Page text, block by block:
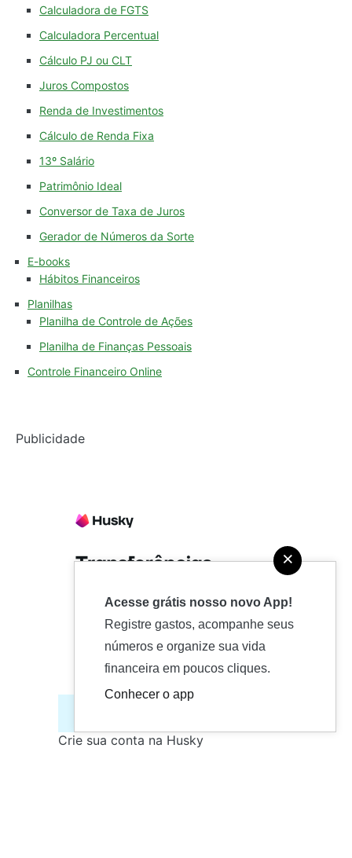
Calculadora de FGTS
Calculadora Percentual
Cálculo PJ ou CLT
Juros Compostos
Renda de Investimentos
Cálculo de Renda Fixa
13º Salário
Patrimônio Ideal
Conversor de Taxa de Juros
Gerador de Números da Sorte
E-books
Hábitos Financeiros
Planilhas
Planilha de Controle de Ações
Planilha de Finanças Pessoais
Controle Financeiro Online
Publicidade
Crie sua conta na Husky
×
Acesse grátis nosso novo App!
Registre gastos, acompanhe seus
números e organize sua vida
financeira em poucos cliques.
Conhecer o app